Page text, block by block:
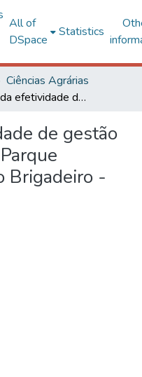
All of
DSpace
Statistics
Ciências Agrárias
Avaliação da efetividade de gestão e do uso público no Parque Estadual da Serra do Brigadeiro - MG
de gestão
Brigadeiro -